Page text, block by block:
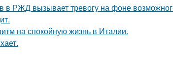
в РЖД вызывает тревогу на фоне
на спокойную жизнь в Италии.